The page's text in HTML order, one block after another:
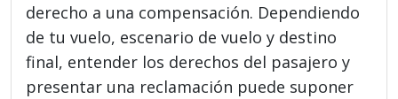
derecho a una compensación. Dependiendo
de tu vuelo, escenario de vuelo y destino
final, entender los derechos del pasajero y
presentar una reclamación puede suponer